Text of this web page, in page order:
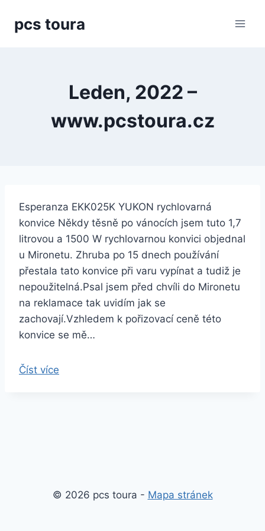
pcs toura
Leden, 2022 –
www.pcstoura.cz
Esperanza EKK025K YUKON rychlovarná
konvice Někdy těsně po vánocích jsem tuto 1,7
litrovou a 1500 W rychlovarnou konvici objednal
u Mironetu. Zhruba po 15 dnech používání
přestala tato konvice při varu vypínat a tudiž je
nepoužitelná.Psal jsem před chvíli do Mironetu
na reklamace tak uvidím jak se
zachovají.Vzhledem k pořizovací ceně této
konvice se mě…
Číst více
© 2026 pcs toura - Mapa stránek